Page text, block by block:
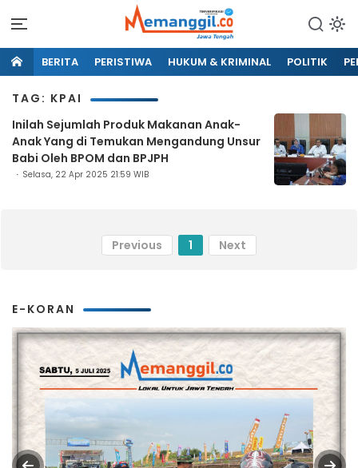
BERITA PERISTIWA HUKUM & KRIMINAL POLITIK
TAG: KPAI
Inilah Sejumlah Produk Makanan Anak-
Anak Yang di Temukan Mengandung Unsur
Babi Oleh BPOM dan BPJPH
Selasa, 22 Apr 2025 21:59 WIB
Previous 1 Next
E-KORAN